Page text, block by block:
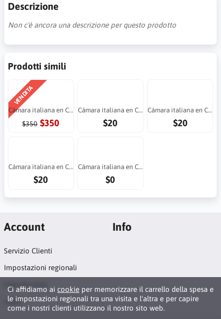
Descrizione
Non c'è ancora una descrizione per questo prodotto
Prodotti simili
VENDITA
Cámara italiana en Costa Rica
$350 $350
Cámara italiana en Costa Rica
$20
Cámara italiana en Costa Rica
$20
Cámara italiana en Costa Rica
$20
Cámara italiana en Costa Rica
$0
Ci affidiamo ai cookie per memorizzare il carrello della spesa e
le impostazioni regionali tra una visita e l'altra e per capire
come i nostri clienti utilizzano il nostro sito web.
Account
Servizio Clienti
Impostazioni regionali
Crea Account
Login
Info